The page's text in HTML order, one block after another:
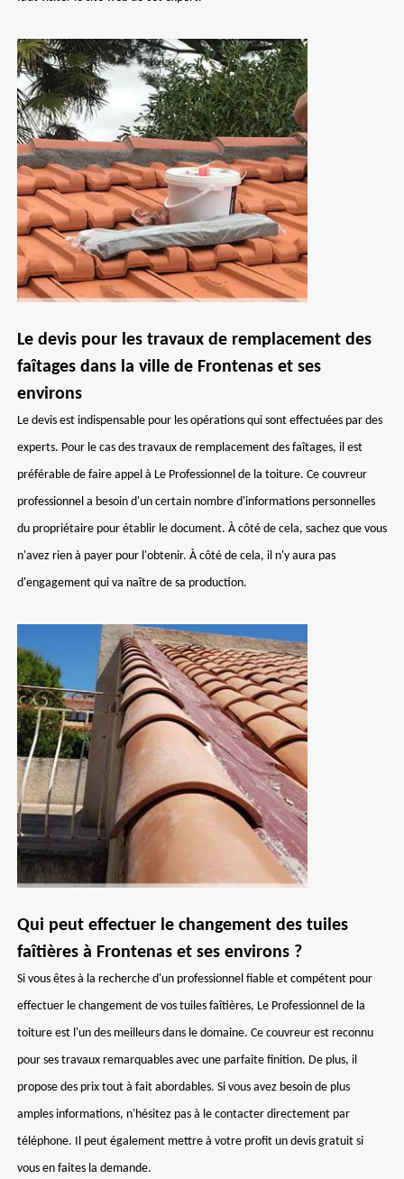
Le devis pour les travaux de remplacement des
faîtages dans la ville de Frontenas et ses
environs
Le devis est indispensable pour les opérations qui sont effectuées par des
experts. Pour le cas des travaux de remplacement des faîtages, il est
préférable de faire appel à Le Professionnel de la toiture. Ce couvreur
professionnel a besoin d'un certain nombre d'informations personnelles
du propriétaire pour établir le document. À côté de cela, sachez que vous
n'avez rien à payer pour l'obtenir. À côté de cela, il n'y aura pas
d'engagement qui va naître de sa production.
Qui peut effectuer le changement des tuiles
faîtières à Frontenas et ses environs ?
Si vous êtes à la recherche d'un professionnel fiable et compétent pour
effectuer le changement de vos tuiles faîtières, Le Professionnel de la
toiture est l'un des meilleurs dans le domaine. Ce couvreur est reconnu
pour ses travaux remarquables avec une parfaite finition. De plus, il
propose des prix tout à fait abordables. Si vous avez besoin de plus
amples informations, n'hésitez pas à le contacter directement par
téléphone. Il peut également mettre à votre profit un devis gratuit si
vous en faites la demande.